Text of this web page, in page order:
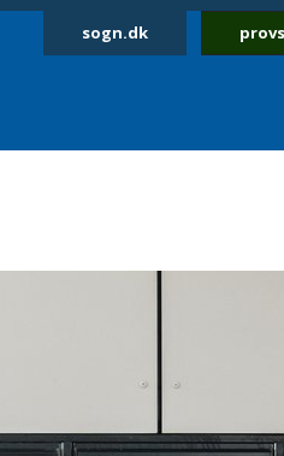
sogn.dk